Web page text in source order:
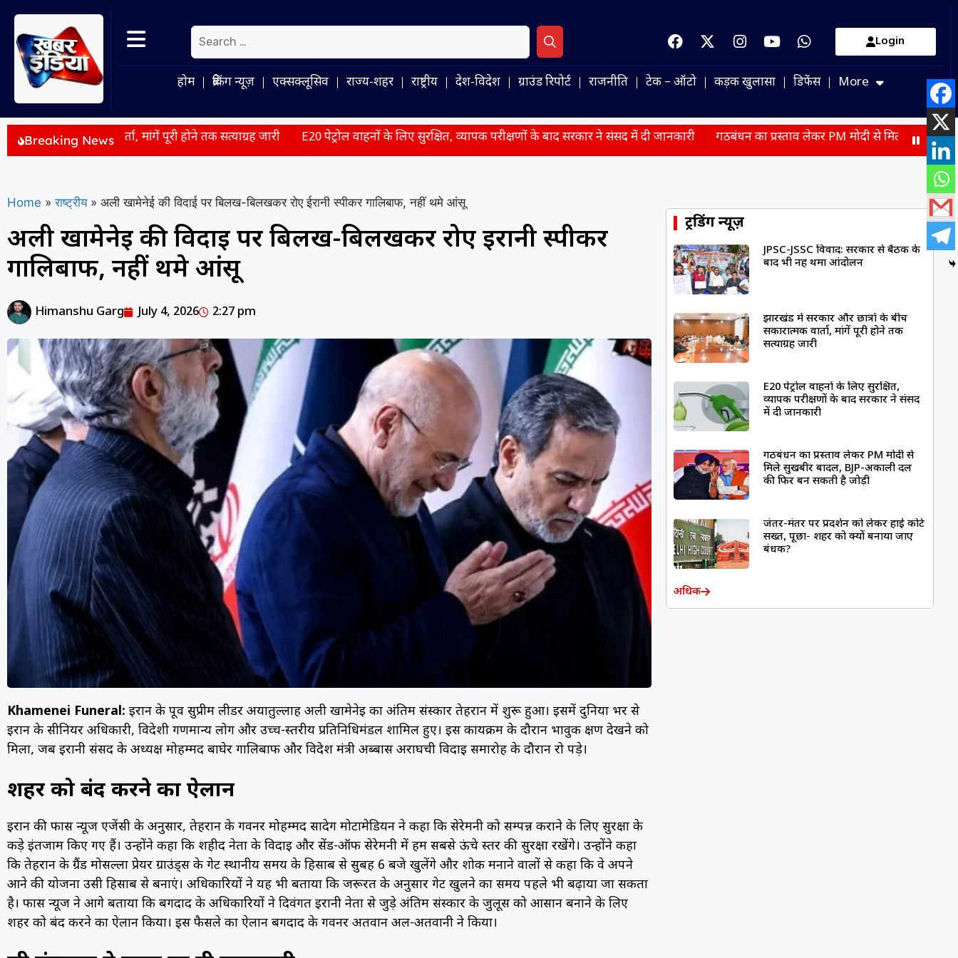
Login
होम ब्रेकिंग न्यूज़ एक्सक्लूसिव राज्य-शहर राष्ट्रीय देश-विदेश ग्राउंड रिपोर्ट राजनीति टेक – ऑटो कड़क खुलासा डिफेंस More
Breaking News
वार्ता, मांगें पूरी होने तक सत्याग्रह जारी E20 पेट्रोल वाहनों के लिए सुरक्षित, व्यापक परीक्षणों के बाद सरकार ने संसद में दी जानकारी गठबंधन का प्रस्ताव लेकर PM मोदी से मिले सुखबीर बादल, BJP-
Home » राष्ट्रीय » अली खामेनेई की विदाई पर बिलख-बिलखकर रोए ईरानी स्पीकर गालिबाफ, नहीं थमे आंसू
अली खामेनेई की विदाई पर बिलख-बिलखकर रोए ईरानी स्पीकर
गालिबाफ, नहीं थमे आंसू
Himanshu Garg July 4, 2026 2:27 pm
Khamenei Funeral: ईरान के पूर्व सुप्रीम लीडर अयातुल्लाह अली खामेनेई का अंतिम संस्कार तेहरान में शुरू हुआ। इसमें दुनिया भर से
ईरान के सीनियर अधिकारी, विदेशी गणमान्य लोग और उच्च-स्तरीय प्रतिनिधिमंडल शामिल हुए। इस कार्यक्रम के दौरान भावुक क्षण देखने को
मिला, जब ईरानी संसद के अध्यक्ष मोहम्मद बाघेर गालिबाफ और विदेश मंत्री अब्बास अराघची विदाई समारोह के दौरान रो पड़े।
शहर को बंद करने का ऐलान
ईरान की फार्स न्यूज एजेंसी के अनुसार, तेहरान के गवर्नर मोहम्मद सादेग मोटामेडियन ने कहा कि सेरेमनी को सम्पन्न कराने के लिए सुरक्षा के
कड़े इंतजाम किए गए हैं। उन्होंने कहा कि शहीद नेता के विदाई और सेंड-ऑफ सेरेमनी में हम सबसे ऊंचे स्तर की सुरक्षा रखेंगे। उन्होंने कहा
कि तेहरान के ग्रैंड मोसल्ला प्रेयर ग्राउंड्स के गेट स्थानीय समय के हिसाब से सुबह 6 बजे खुलेंगे और शोक मनाने वालों से कहा कि वे अपने
आने की योजना उसी हिसाब से बनाएं। अधिकारियों ने यह भी बताया कि जरूरत के अनुसार गेट खुलने का समय पहले भी बढ़ाया जा सकता
है। फार्स न्यूज ने आगे बताया कि बगदाद के अधिकारियों ने दिवंगत ईरानी नेता से जुड़े अंतिम संस्कार के जुलूस को आसान बनाने के लिए
शहर को बंद करने का ऐलान किया। इस फैसले का ऐलान बगदाद के गवर्नर अतवान अल-अतवानी ने किया।
ट्रेंडिंग न्यूज़
JPSC-JSSC विवाद: सरकार से बैठक के
बाद भी नहीं थमा आंदोलन
झारखंड में सरकार और छात्रों के बीच
सकारात्मक वार्ता, मांगें पूरी होने तक
सत्याग्रह जारी
E20 पेट्रोल वाहनों के लिए सुरक्षित,
व्यापक परीक्षणों के बाद सरकार ने संसद
में दी जानकारी
गठबंधन का प्रस्ताव लेकर PM मोदी से
मिले सुखबीर बादल, BJP-अकाली दल
की फिर बन सकती है जोड़ी
जंतर-मंतर पर प्रदर्शन को लेकर हाई कोर्ट
सख्त, पूछा- शहर को क्यों बनाया जाए
बंधक?
अधिक